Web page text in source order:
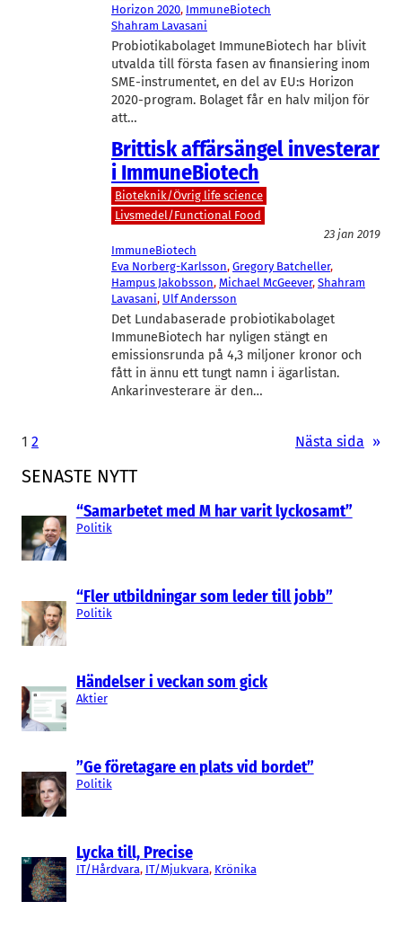
SENASTE NYTT
“Samarbetet med M har varit lyckosamt”
Politik
“Fler utbildningar som leder till jobb”
Politik
Händelser i veckan som gick
Aktier
”Ge företagare en plats vid bordet”
Politik
Lycka till, Precise
IT/Hårdvara, IT/Mjukvara, Krönika
Horizon 2020, ImmuneBiotech
Shahram Lavasani
Probiotikabolaget ImmuneBiotech har blivit
utvalda till första fasen av finansiering inom
SME-instrumentet, en del av EU:s Horizon
2020-program. Bolaget får en halv miljon för
att…
Brittisk affärsängel investerar
i ImmuneBiotech
Bioteknik/Övrig life science
Livsmedel/Functional Food
23 jan 2019
ImmuneBiotech
Eva Norberg-Karlsson, Gregory Batcheller
Hampus Jakobsson, Michael McGeever, Shahram
Lavasani, Ulf Andersson
Det Lundabaserade probiotikabolaget
ImmuneBiotech har nyligen stängt en
emissionsrunda på 4,3 miljoner kronor och
fått in ännu ett tungt namn i ägarlistan.
Ankarinvesterare är den…
1 2 Nästa sida »